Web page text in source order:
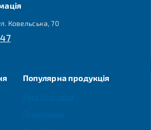
Ковельська, 70
Популярна продукція